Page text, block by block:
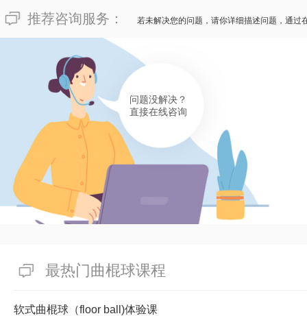
推荐咨询服务： 若未解决您的问题，请你详细描述问题，通过
问题没解决？
直接在线咨询
最热门曲棍球课程
软式曲棍球（floor ball)体验课